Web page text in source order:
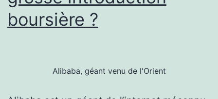
boursière ?
Alibaba, géant venu de l'Orient